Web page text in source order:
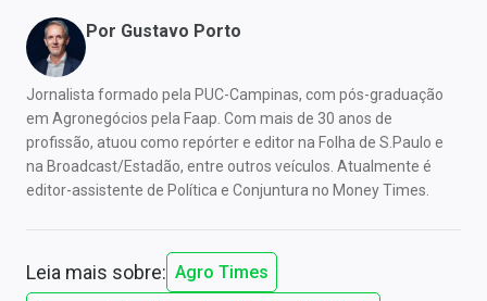
Por Gustavo Porto
Jornalista formado pela PUC-Campinas, com pós-graduação
em Agronegócios pela Faap. Com mais de 30 anos de
profissão, atuou como repórter e editor na Folha de S.Paulo e
na Broadcast/Estadão, entre outros veículos. Atualmente é
editor-assistente de Política e Conjuntura no Money Times.
Leia mais sobre: Agro Times